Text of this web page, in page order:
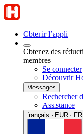
Obtenir l’appli
Obtenez des
membres
Se connecter
Découvrir
Messages
Rechercher
Assistance
français · EUR · FR